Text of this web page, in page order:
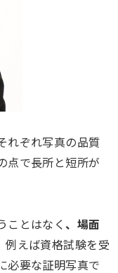
れぞれ写真の品質
点で長所と短所が
ことはなく、場面
例えば資格試験を受
必要な証明写真で